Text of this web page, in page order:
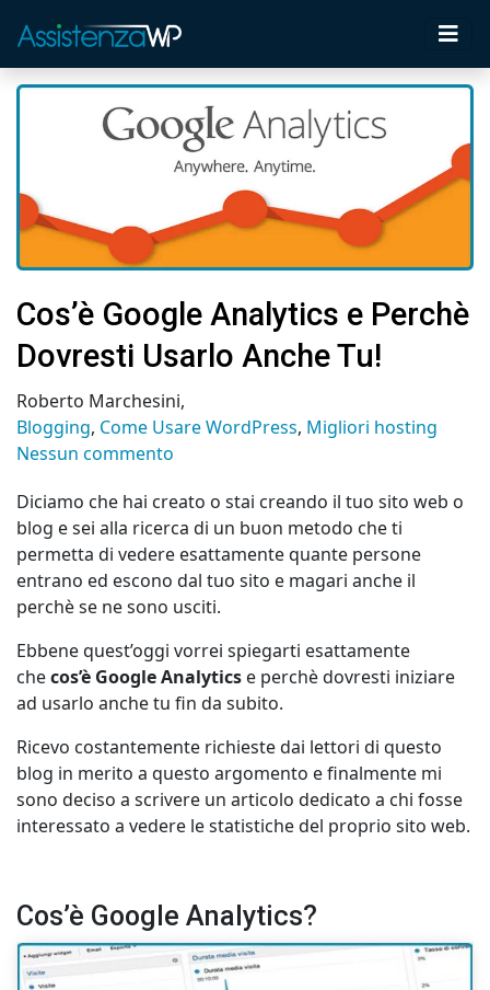
Cos’è Google Analytics e Perchè
Dovresti Usarlo Anche Tu!
Roberto Marchesini,
Blogging, Come Usare WordPress, Migliori hosting
Nessun commento
Diciamo che hai creato o stai creando il tuo sito web o
blog e sei alla ricerca di un buon metodo che ti
permetta di vedere esattamente quante persone
entrano ed escono dal tuo sito e magari anche il
perchè se ne sono usciti.
Ebbene quest’oggi vorrei spiegarti esattamente
checos’è Google Analytics e perchè dovresti iniziare
ad usarlo anche tu fin da subito.
Ricevo costantemente richieste dai lettori di questo
blog in merito a questo argomento e finalmente mi
sono deciso a scrivere un articolo dedicato a chi fosse
interessato a vedere le statistiche del proprio sito web.
Cos’è Google Analytics?